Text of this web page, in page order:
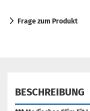
Frage zum Produkt
BESCHREIBUNG